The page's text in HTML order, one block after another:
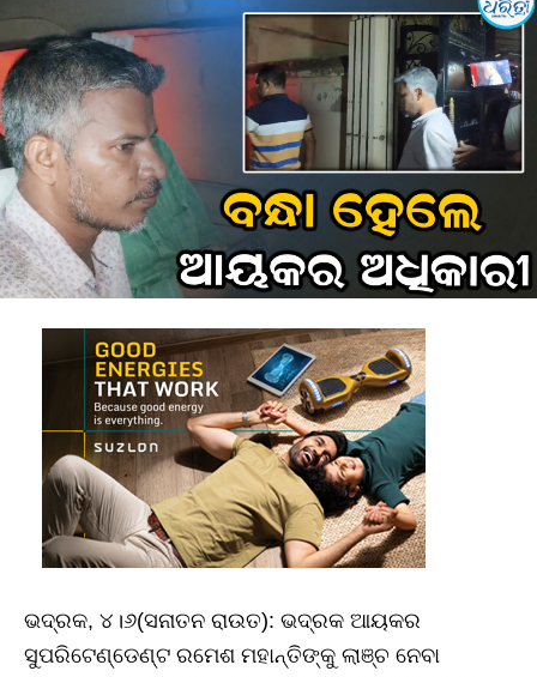
ଭଦ୍ରକ, ୪।୬(ସନାତନ ରାଉତ): ଭଦ୍ରକ ଆୟକର
ସୁପରିଟେଣ୍ଡେଣ୍ଟ ରମେଶ ମହାନ୍ତିଙ୍କୁ ଲାଞ୍ଚ ନେବା